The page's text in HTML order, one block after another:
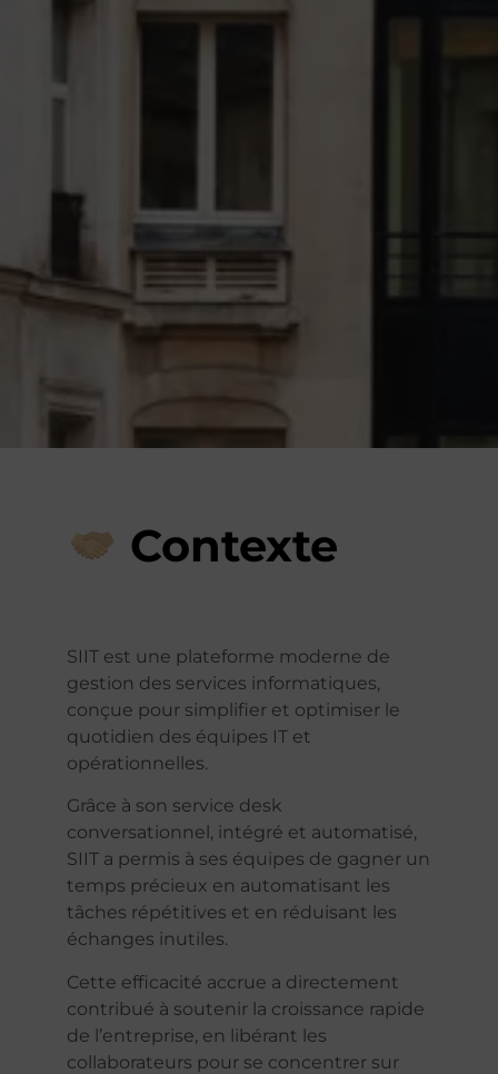
Contexte
SIIT est une plateforme moderne de
gestion des services informatiques,
conçue pour simplifier et optimiser le
quotidien des équipes IT et
opérationnelles.
Grâce à son service desk
conversationnel, intégré et automatisé,
SIIT a permis à ses équipes de gagner un
temps précieux en automatisant les
tâches répétitives et en réduisant les
échanges inutiles.
Cette efficacité accrue a directement
contribué à soutenir la croissance rapide
de l’entreprise, en libérant les
collaborateurs pour se concentrer sur